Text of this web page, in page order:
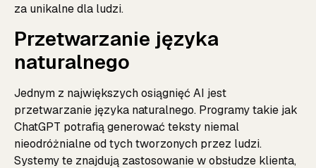
za unikalne dla ludzi.
Przetwarzanie języka
naturalnego
Jednym z największych osiągnięć AI jest
przetwarzanie języka naturalnego. Programy takie jak
ChatGPT potrafią generować teksty niemal
nieodróżnialne od tych tworzonych przez ludzi.
Systemy te znajdują zastosowanie w obsłudze klienta,